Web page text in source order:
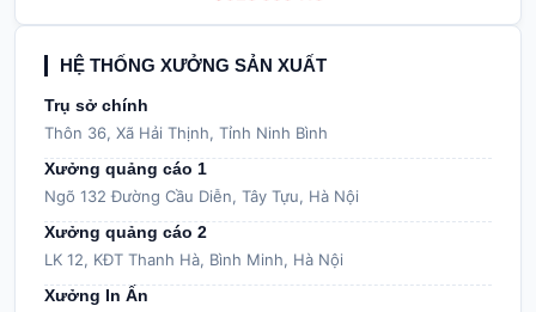
HỆ THỐNG XƯỞNG SẢN XUẤT
Trụ sở chính
Thôn 36, Xã Hải Thịnh, Tỉnh Ninh Bình
Xưởng quảng cáo 1
Ngõ 132 Đường Cầu Diễn, Tây Tựu, Hà Nội
Xưởng quảng cáo 2
LK 12, KĐT Thanh Hà, Bình Minh, Hà Nội
Xưởng In Ấn